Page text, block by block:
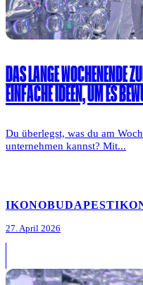
DAS LANGE WOCHENENDE
EINFACHE IDEEN, UM ES
Du überlegst, was du am
unternehmen kannst? Mit...
IKONOBUDAPEST
27. April 2026